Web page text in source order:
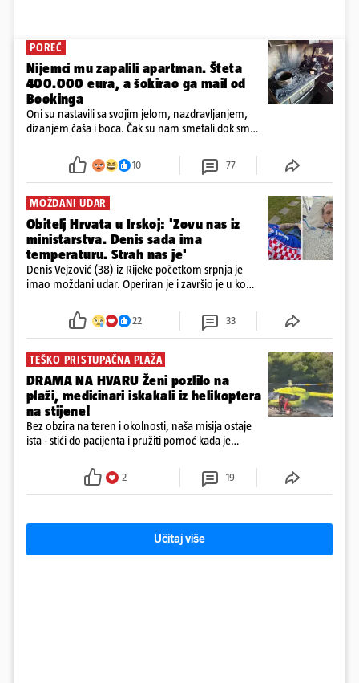
POREČ
Nijemci mu zapalili apartman. Šteta
400.000 eura, a šokirao ga mail od
Bookinga
Oni su nastavili sa svojim jelom, nazdravljanjem,
dizanjem čaša i boca. Čak su nam smetali dok smo
požar, rekao je vlasnik
10 77
MOŽDANI UDAR
Obitelj Hrvata u Irskoj: 'Zovu nas iz
ministarstva. Denis sada ima
temperaturu. Strah nas je'
Denis Vejzović (38) iz Rijeke početkom srpnja je
imao moždani udar. Operiran je i završio je u komi.
tamošnji liječnici ne vjeruju u oporavak: 'Imamo
22 33
TEŠKO PRISTUPAČNA PLAŽA
DRAMA NA HVARU Ženi pozlilo na
plaži, medicinari iskakali iz helikoptera
na stijene!
Bez obzira na teren i okolnosti, naša misija ostaje
ista - stići do pacijenta i pružiti pomoć kada je
2 19
Učitaj više